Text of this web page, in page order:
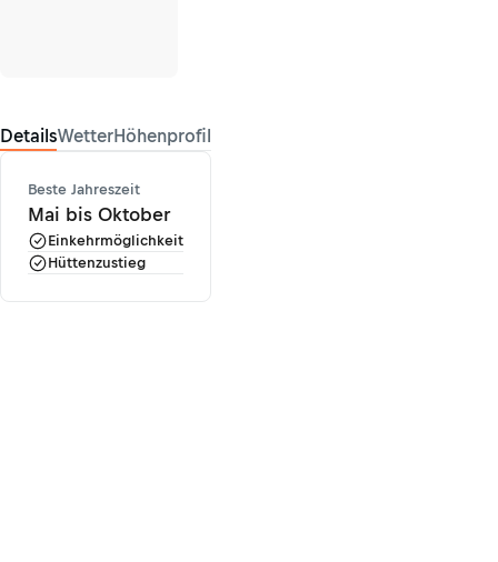
DetailsWetterHöhenprofil
Beste Jahreszeit
Mai bis Oktober
Einkehrmöglichkeit
Hüttenzustieg